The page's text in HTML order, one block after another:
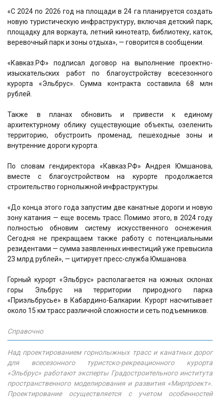
«С 2024 по 2026 год на площади в 24 га планируется создать
новую туристическую инфраструктуру, включая детский парк,
площадку для воркаута, летний кинотеатр, библиотеку, каток,
веревочный парк и зоны отдыха», — говорится в сообщении.
«Кавказ.РФ» подписал договор на выполнение проектно-
изыскательских работ по благоустройству всесезонного
курорта «Эльбрус». Сумма контракта составила 68 млн
рублей.
Также в планах обновить и привести к единому
архитектурному облику существующие объекты, озеленить
территорию, обустроить променад, пешеходные зоны и
внутренние дороги курорта.
По словам гендиректора «Кавказ.РФ» Андрея Юмшанова,
вместе с благоустройством на курорте продолжается
строительство горнолыжной инфраструктуры.
«До конца этого года запустим две канатные дороги и новую
зону катания — еще восемь трасс. Помимо этого, в 2024 году
полностью обновим систему искусственного оснежения.
Сегодня не прекращаем также работу с потенциальными
резидентами — сумма заявленных инвестиций уже превысила
23 млрд рублей», — цитирует пресс-служба Юмшанова.
Горный курорт «Эльбрус» располагается на южных склонах
горы Эльбрус на территории природного парка
«Приэльбрусье» в Кабардино-Балкарии. Курорт насчитывает
около 15 км трасс различной сложности и сеть подъемников.
Справочно
Над проектированием горнолыжных трасс и канатных дорог
для всесезонного туристско-рекреационного курорта
«Эльбрус» работают эксперты Градостроительного института
пространственного моделирования и развития «Мирпроект».
Проектирование осуществляется с учетом особенностей